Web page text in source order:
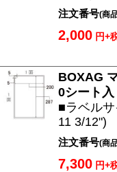
注文番号(商
2,000 円+
BOXAG
0シート
■ラベル
11 3/12")
注文番号(商
7,300 円+